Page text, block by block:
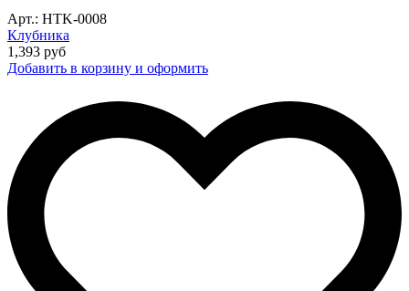
Арт.: HTK-0008
Клубника
1,393 руб
Добавить в корзину и оформить